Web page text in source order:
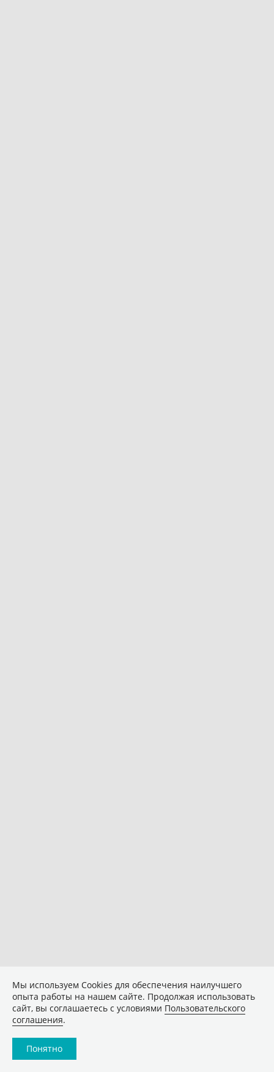
Мы используем Сookies для обеспечения наилучшего
опыта работы на нашем сайте. Продолжая использовать
сайт, вы соглашаетесь с условиями Пользовательского
соглашения.
Понятно